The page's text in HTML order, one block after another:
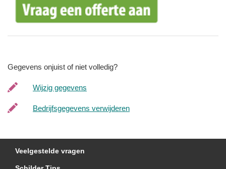
Gegevens onjuist of niet volledig?
Wijzig gegevens
Bedrijfsgegevens verwijderen
Veelgestelde vragen